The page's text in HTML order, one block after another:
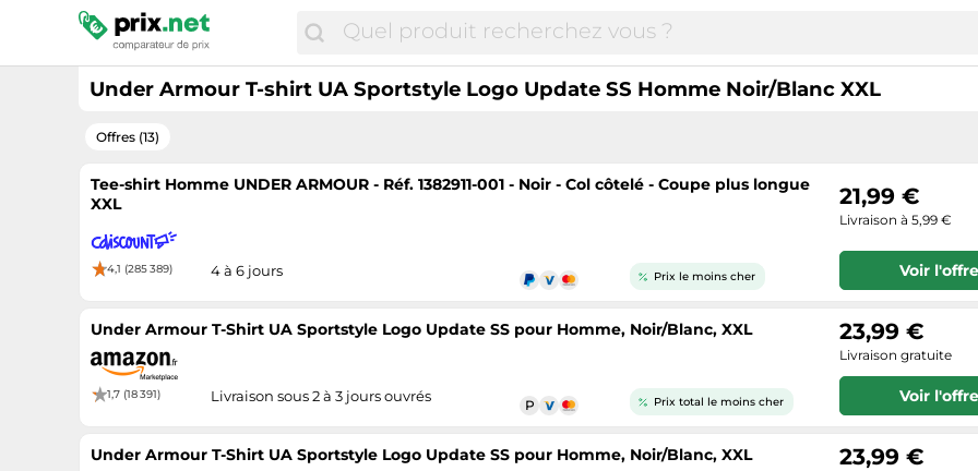
Under Armour T-shirt UA Sportstyle Logo Update SS Homme Noir/Blanc XXL
Offres (13)
Tee-shirt Homme UNDER ARMOUR - Réf. 1382911-001 - Noir - Col côtelé - Coupe plus longue
XXL
4,1 (285 389)
Prix le moins cher
4 à 6 jours
21,99 €
Livraison à 5,99 €
Voir l'offre
Under Armour T-Shirt UA Sportstyle Logo Update SS pour Homme, Noir/Blanc, XXL
1,7 (18 391)
Prix total le moins cher
Livraison sous 2 à 3 jours ouvrés
23,99 €
Livraison gratuite
Voir l'offre
Under Armour T-Shirt UA Sportstyle Logo Update SS pour Homme, Noir/Blanc, XXL 23,99 €